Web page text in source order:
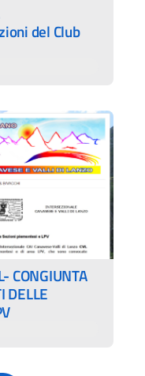
del Club
CONGIUNTA
DELLE